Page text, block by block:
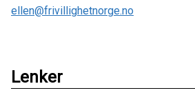
ellen@frivillighetnorge.no
Lenker